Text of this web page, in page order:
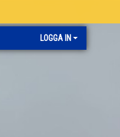
LOGGA IN